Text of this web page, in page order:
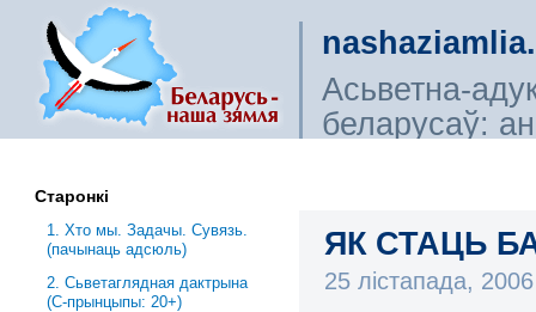
Асьветна-
беларусаў:
ЯК СТАЦЬ
25 лістапада,
Старонкі
1. Хто мы. Задачы. Сувязь.
(пачынаць адсюль)
2. Сьветаглядная дактрына
(С-прынцыпы: 20+)